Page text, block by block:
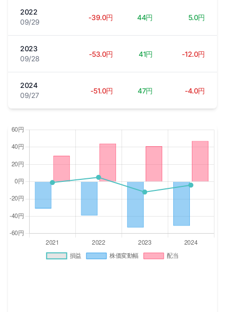
2022
09/29
-39.0円 44円 5.0円
2023
09/28
-53.0円 41円 -12.0円
2024
09/27
-51.0円 47円 -4.0円